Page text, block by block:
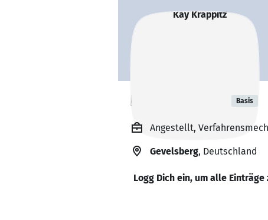
Kay Krappitz Basis
Angestellt,
Gevelsberg, Deutschland
Logg Dich ein, um alle Einträge